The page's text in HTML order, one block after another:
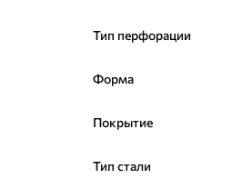
Тип перфорации
Форма
Покрытие
Тип стали